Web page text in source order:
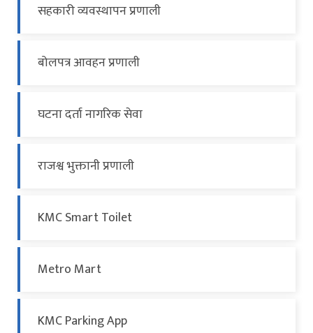
सहकारी व्यवस्थापन प्रणाली
बोलपत्र आवहन प्रणाली
घटना दर्ता नागरिक सेवा
राजश्व भुक्तानी प्रणाली
KMC Smart Toilet
Metro Mart
KMC Parking App